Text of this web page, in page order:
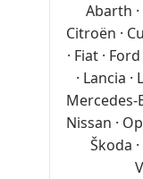
Abarth ·
Citroën ·
· Fiat ·
· Lancia ·
Mercedes-
Nissan ·
Škoda